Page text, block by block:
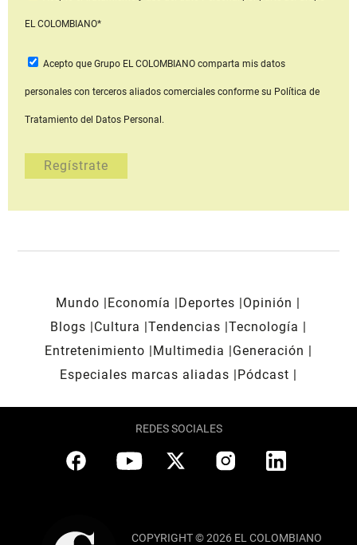
EL COLOMBIANO*
Acepto que Grupo EL COLOMBIANOcomparta mis datos
personales con terceros aliados comerciales conforme su Política de
Tratamiento del Datos Personal.
Mundo Economía Deportes
Opinión
Blogs
Cultura Tendencias Tecnología
Entretenimiento
Multimedia
Generación
Especiales marcas aliadas
Pódcast
REDES SOCIALES
COPYRIGHT © 2026 EL COLOMBIANO